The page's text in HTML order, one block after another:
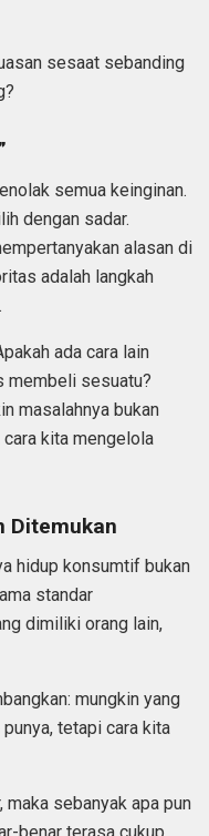
sesaat sebanding
semua keinginan.
dengan sadar.
alasan di
adalah langkah
ada cara lain
membeli sesuatu?
masalahnya bukan
cara kita mengelola
Ditemukan
hidup konsumtif bukan
standar
dimiliki orang lain,
mungkin yang
tetapi cara kita
maka sebanyak apa pun